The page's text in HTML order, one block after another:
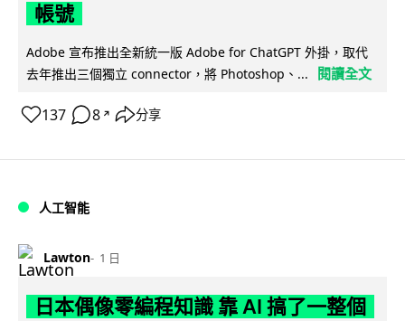
帳號
Adobe 宣布推出全新統一版 Adobe for ChatGPT 外掛，取代
去年推出三個獨立 connector，將 Photoshop、...
閱讀全文
137 8 ↗ 分享
人工智能
Lawton 1 日
日本偶像零編程知識 靠 AI 搞了一整個